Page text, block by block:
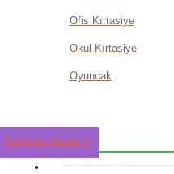
Ofis Kırtasiye
Okul Kırtasiye
Oyuncak
Tümünü İncele
TÜM ÜRÜNLER
SEPETE EKLE